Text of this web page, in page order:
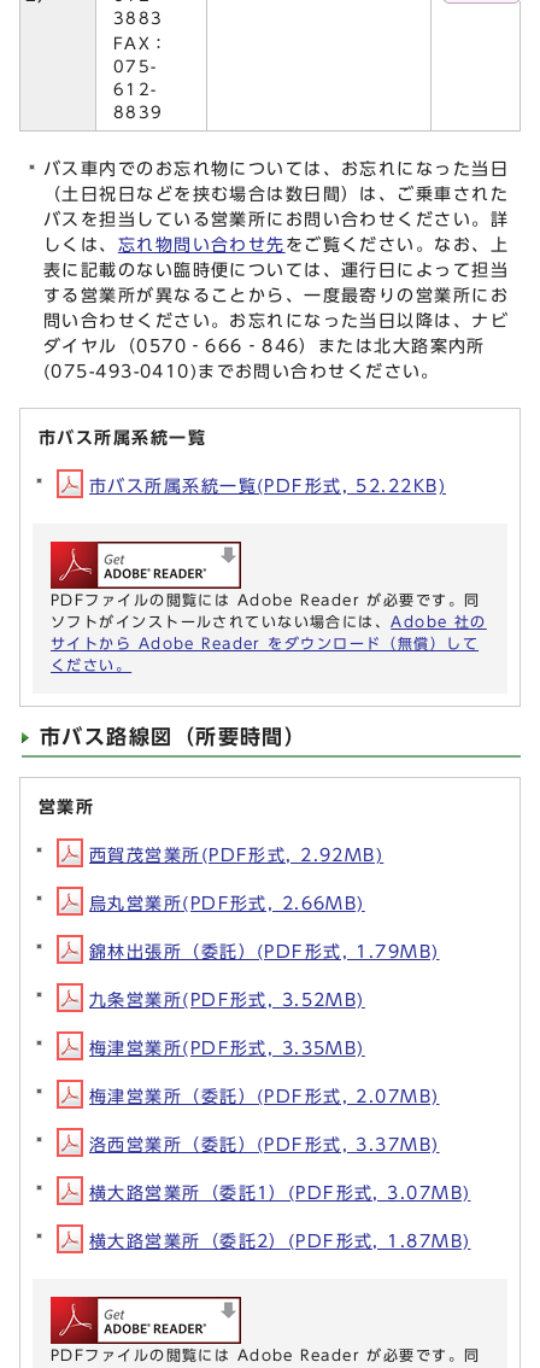
3883
FAX：
075-
612-
8839
バス車内でのお忘れ物については、お忘れになった当日
（土日祝日などを挟む場合は数日間）は、ご乗車された
バスを担当している営業所にお問い合わせください。詳
しくは、 忘れ物問い合わせ先 をご覧ください。なお、上
表に記載のない臨時便については、運行日によって担当
する営業所が異なることから、一度最寄りの営業所にお
問い合わせください。お忘れになった当日以降は、ナビ
ダイヤル（0570‐666‐846）または北大路案内所
(075-493-0410)までお問い合わせください。
市バス所属系統一覧
市バス所属系統一覧(PDF形式, 52.22KB)
PDFファイルの閲覧には Adobe Reader が必要です。同
ソフトがインストールされていない場合には、 Adobe 社の
サイトから Adobe Reader をダウンロード（無償）して
ください。
市バス路線図（所要時間）
営業所
西賀茂営業所(PDF形式, 2.92MB)
烏丸営業所(PDF形式, 2.66MB)
錦林出張所（委託）(PDF形式, 1.79MB)
九条営業所(PDF形式, 3.52MB)
梅津営業所(PDF形式, 3.35MB)
梅津営業所（委託）(PDF形式, 2.07MB)
洛西営業所（委託）(PDF形式, 3.37MB)
横大路営業所（委託1）(PDF形式, 3.07MB)
横大路営業所（委託2）(PDF形式, 1.87MB)
PDFファイルの閲覧には Adobe Reader が必要です。同